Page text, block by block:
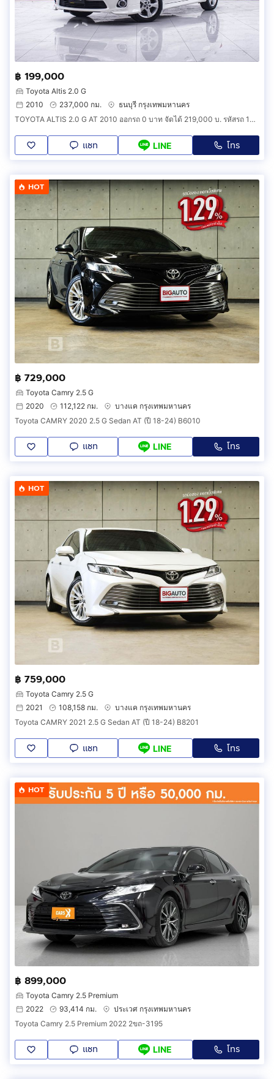
฿ 199,000
Toyota Altis 2.0 G
2010
237,000 กม.
ธนบุรี กรุงเทพมหานคร
TOYOTA ALTIS 2.0 G AT 2010 ออกรถ 0 บาท จัดได้ 219,000 บ. รหัสรถ 1F893
แชท LINE โทร
HOT
฿ 729,000
Toyota Camry 2.5 G
2020
112,122 กม.
บางแค กรุงเทพมหานคร
Toyota CAMRY 2020 2.5 G Sedan AT (ปี 18-24) B6010
แชท LINE โทร
HOT
฿ 759,000
Toyota Camry 2.5 G
2021
108,158 กม.
บางแค กรุงเทพมหานคร
Toyota CAMRY 2021 2.5 G Sedan AT (ปี 18-24) B8201
แชท LINE โทร
HOT
฿ 899,000
Toyota Camry 2.5 Premium
2022
93,414 กม.
ประเวศ กรุงเทพมหานคร
Toyota Camry 2.5 Premium 2022 2ขถ-3195
แชท LINE โทร